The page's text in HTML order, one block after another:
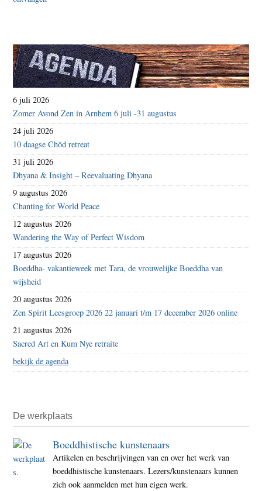
6 juli 2026
Zomer Avond Zen in Arnhem 6 juli -31 augustus
24 juli 2026
10 daagse Chöd retreat
31 juli 2026
Dhyana & Insight – Reevaluating Dhyana
9 augustus 2026
Chanting for World Peace
12 augustus 2026
Wandering the Way of Perfect Wisdom
17 augustus 2026
Boeddha- vakantieweek met Tara, de vrouwelijke Boeddha van
wijsheid
20 augustus 2026
Zen Spirit Leesgroep 2026 22 januari t/m 17 december 2026 online
21 augustus 2026
Sacred Art en Kum Nye retraite
bekijk de agenda
De werkplaats
Boeddhistische kunstenaars
Artikelen en beschrijvingen van en over het werk van
boeddhistische kunstenaars. Lezers/kunstenaars kunnen
zich ook aanmelden met hun eigen werk.